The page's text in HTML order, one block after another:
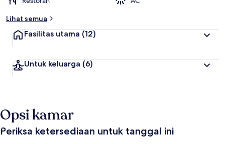
Lihat semua
Fasilitas utama (12)
Untuk keluarga (6)
Opsi kamar
Periksa ketersediaan untuk tanggal ini